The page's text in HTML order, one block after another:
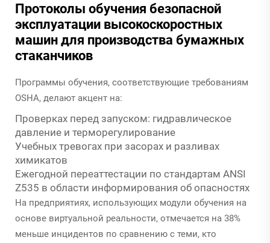
Протоколы обучения безопасной
эксплуатации высокоскоростных
машин для производства бумажных
стаканчиков
Программы обучения, соответствующие требованиям
OSHA, делают акцент на:
Проверках перед запуском: гидравлическое
давление и терморегулирование
Учебных тревогах при засорах и разливах
химикатов
Ежегодной переаттестации по стандартам ANSI
Z535 в области информирования об опасностях
На предприятиях, использующих модули обучения на
основе виртуальной реальности, отмечается на 38%
меньше инцидентов по сравнению с теми, кто